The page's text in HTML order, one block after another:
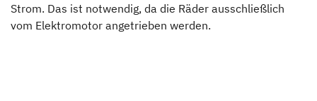
Strom. Das ist notwendig, da die Räder ausschließlich
vom Elektromotor angetrieben werden.